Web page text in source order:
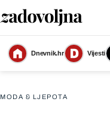
Dnevnik.hr Vijesti
Multiactive Shake fluid
MODA & LJEPOTA